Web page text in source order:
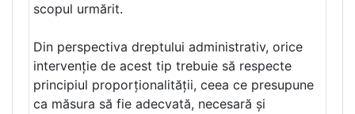
scopul urmărit.
Din perspectiva dreptului administrativ, orice
intervenție de acest tip trebuie să respecte
principiul proporționalității, ceea ce presupune
ca măsura să fie adecvată, necesară și